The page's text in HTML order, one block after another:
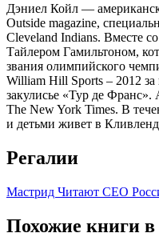
Дэниел Койл —
Outside magazine,
Cleveland Indians. Вместе
Тайлером Гамильтоном,
звания олимпийского
William Hill Sports – 2012
закулисье «Тур де Франс».
The New York Times. В
и детьми живет в
Регалии
Мастрид Читают CEO
Похожие книги